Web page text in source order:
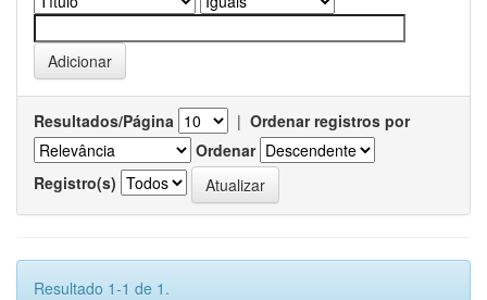
Resultados/Página | Ordenar registros por
Ordenar
Registro(s)
Resultado 1-1 de 1.